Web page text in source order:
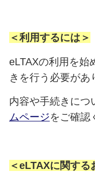
＜利用するには＞
eLTAXの利用を始
きを行う必要があ
内容や手続きにつ
ムページをご確認
＜eLTAXに関する